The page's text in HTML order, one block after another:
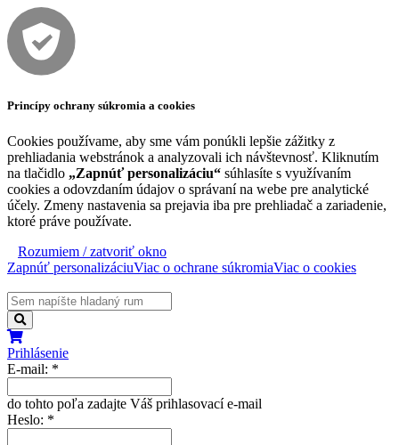
Princípy ochrany súkromia a cookies
Cookies používame, aby sme vám ponúkli lepšie zážitky z
prehliadania webstránok a analyzovali ich návštevnosť. Kliknutím
na tlačidlo „Zapnúť personalizáciu“ súhlasíte s využívaním
cookies a odovzdaním údajov o správaní na webe pre analytické
účely. Zmeny nastavenia sa prejavia iba pre prehliadač a zariadenie,
ktoré práve používate.
Rozumiem / zatvoriť okno
Zapnúť personalizáciuViac o ochrane súkromiaViac o cookies
Prihlásenie
E-mail: *
do tohto poľa zadajte Váš prihlasovací e-mail
Heslo: *